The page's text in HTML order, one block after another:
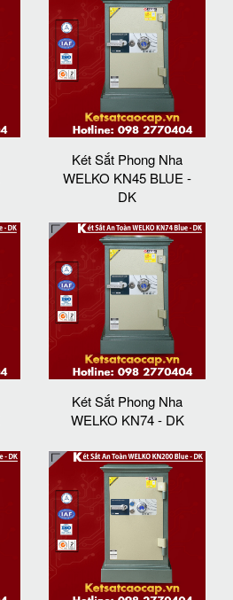
Két Sắt Phong Nha
WELKO KN45 BLUE -
DK
Két Sắt Phong Nha
WELKO KN74 - DK